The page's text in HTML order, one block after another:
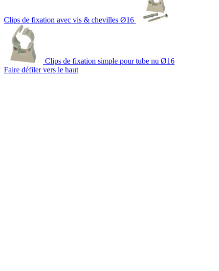
Clips de fixation avec vis & chevilles Ø16
Clips de fixation simple pour tube nu Ø16
Faire défiler vers le haut